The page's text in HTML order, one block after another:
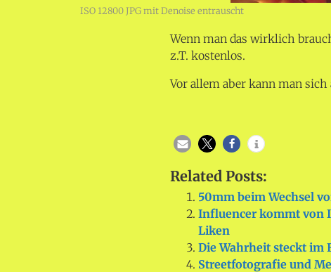
ISO 12800 JPG mit Denoise entrauscht
Wenn man das wirklich
z.T. kostenlos.
Vor allem aber kann man
Related Posts:
50mm beim Wechsel
Influencer kommt von
Liken
Die Wahrheit steckt
Streetfotografie und